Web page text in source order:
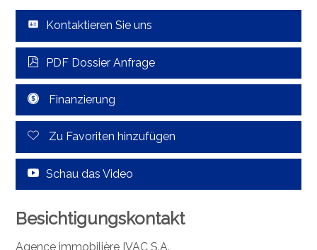
Kontaktieren Sie uns
PDF Dossier Anfrage
Finanzierung
Zu Favoriten hinzufügen
Schau das Video
Besichtigungskontakt
Agence immobilière IVAC S.A.